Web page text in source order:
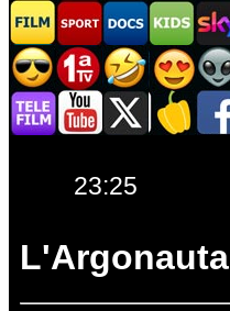
L'Argonauta